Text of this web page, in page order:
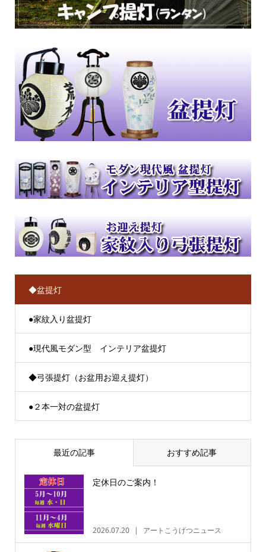
◆盆提灯
●家紋入り盆提灯
●現代風モダン型 インテリア盆提灯
◆弓張提灯（お盆用お迎え提灯）
●２本一対の盆提灯
最近の記事 おすすめ記事
定休日のご案内！
2026.07.20 アートこうげつニュース